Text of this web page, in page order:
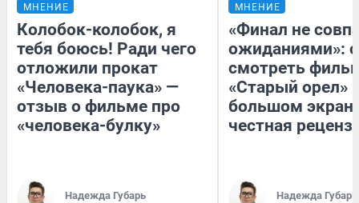
МНЕНИЕ
Колобок-колобок, я
тебя боюсь! Ради чего
отложили прокат
«Человека-паука» —
отзыв о фильме про
«человека-булку»
Надежда Губарь
МНЕНИЕ
«Финал не
ожиданиями»:
смотреть
«Старый орел»
большом
честная
Надежда Губарь